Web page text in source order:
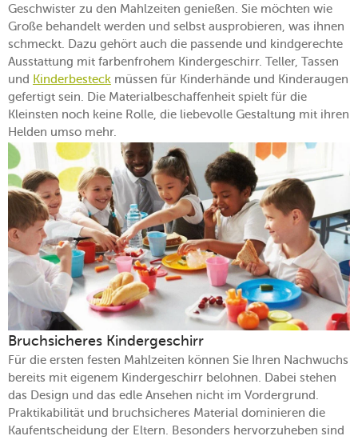
Geschwister zu den Mahlzeiten genießen. Sie möchten wie
Große behandelt werden und selbst ausprobieren, was ihnen
schmeckt. Dazu gehört auch die passende und kindgerechte
Ausstattung mit farbenfrohem Kindergeschirr. Teller, Tassen
und Kinderbesteck müssen für Kinderhände und Kinderaugen
gefertigt sein. Die Materialbeschaffenheit spielt für die
Kleinsten noch keine Rolle, die liebevolle Gestaltung mit ihren
Helden umso mehr.
Bruchsicheres Kindergeschirr
Für die ersten festen Mahlzeiten können Sie Ihren Nachwuchs
bereits mit eigenem Kindergeschirr belohnen. Dabei stehen
das Design und das edle Ansehen nicht im Vordergrund.
Praktikabilität und bruchsicheres Material dominieren die
Kaufentscheidung der Eltern. Besonders hervorzuheben sind